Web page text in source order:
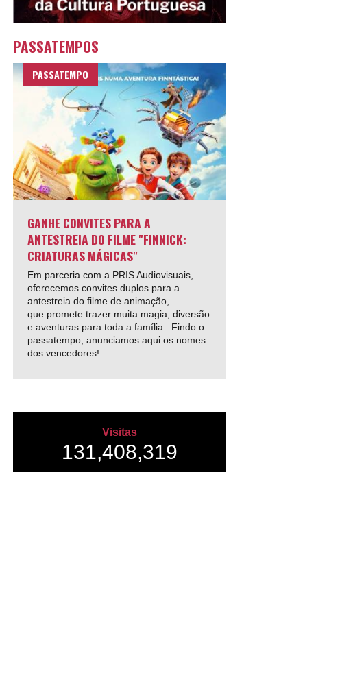
PASSATEMPOS
PASSATEMPO
GANHE CONVITES PARA A
ANTESTREIA DO FILME "FINNICK:
CRIATURAS MÁGICAS"
Em parceria com a PRIS Audiovisuais,
oferecemos convites duplos para a
antestreia do filme de animação,
que promete trazer muita magia, diversão
e aventuras para toda a família. Findo o
passatempo, anunciamos aqui os nomes
dos vencedores!
Visitas
131,408,319